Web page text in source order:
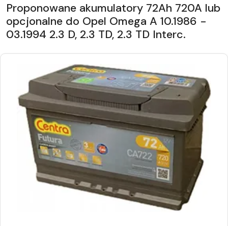
Proponowane akumulatory 72Ah 720A lub
opcjonalne do Opel Omega A 10.1986 -
03.1994 2.3 D, 2.3 TD, 2.3 TD Interc.